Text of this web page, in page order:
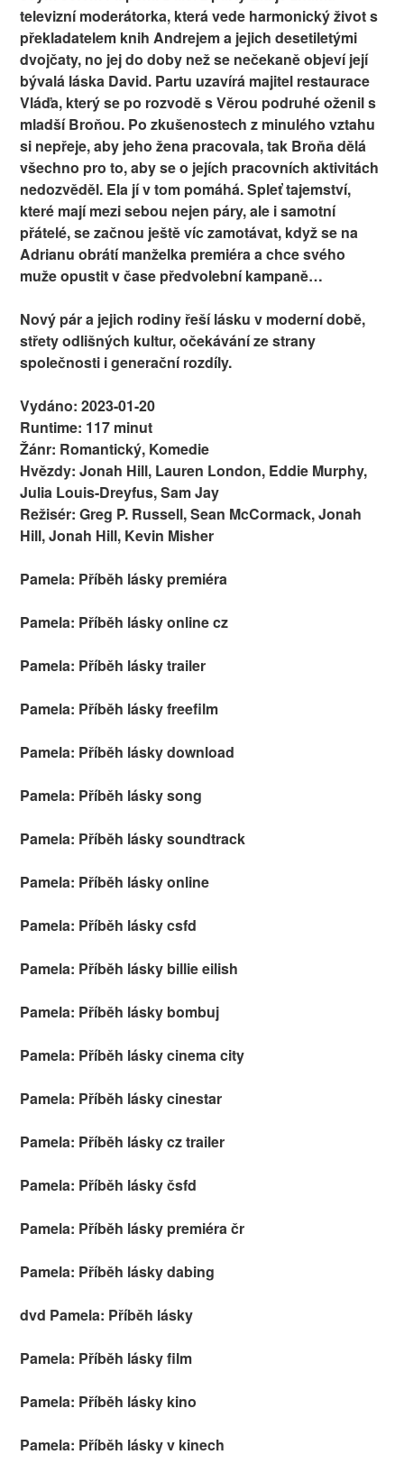
televizní moderátorka, která vede harmonický život s
překladatelem knih Andrejem a jejich desetiletými
dvojčaty, no jej do doby než se nečekaně objeví její
bývalá láska David. Partu uzavírá majitel restaurace
Vláďa, který se po rozvodě s Věrou podruhé oženil s
mladší Broňou. Po zkušenostech z minulého vztahu
si nepřeje, aby jeho žena pracovala, tak Broňa dělá
všechno pro to, aby se o jejích pracovních aktivitách
nedozvěděl. Ela jí v tom pomáhá. Spleť tajemství,
které mají mezi sebou nejen páry, ale i samotní
přátelé, se začnou ještě víc zamotávat, když se na
Adrianu obrátí manželka premiéra a chce svého
muže opustit v čase předvolební kampaně…
Nový pár a jejich rodiny řeší lásku v moderní době,
střety odlišných kultur, očekávání ze strany
společnosti i generační rozdíly.
Vydáno: 2023-01-20
Runtime: 117 minut
Žánr: Romantický, Komedie
Hvězdy: Jonah Hill, Lauren London, Eddie Murphy,
Julia Louis-Dreyfus, Sam Jay
Režisér: Greg P. Russell, Sean McCormack, Jonah
Hill, Jonah Hill, Kevin Misher
Pamela: Příběh lásky premiéra
Pamela: Příběh lásky online cz
Pamela: Příběh lásky trailer
Pamela: Příběh lásky freefilm
Pamela: Příběh lásky download
Pamela: Příběh lásky song
Pamela: Příběh lásky soundtrack
Pamela: Příběh lásky online
Pamela: Příběh lásky csfd
Pamela: Příběh lásky billie eilish
Pamela: Příběh lásky bombuj
Pamela: Příběh lásky cinema city
Pamela: Příběh lásky cinestar
Pamela: Příběh lásky cz trailer
Pamela: Příběh lásky čsfd
Pamela: Příběh lásky premiéra čr
Pamela: Příběh lásky dabing
dvd Pamela: Příběh lásky
Pamela: Příběh lásky film
Pamela: Příběh lásky kino
Pamela: Příběh lásky v kinech